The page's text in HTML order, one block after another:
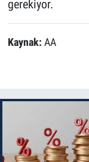
gerekiyor.
Kaynak: AA